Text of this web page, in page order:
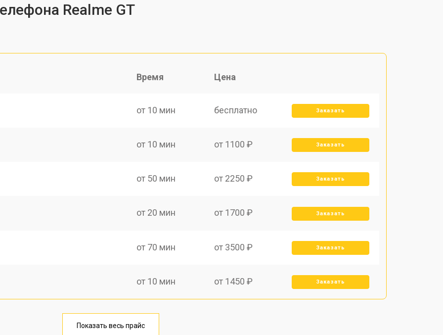
Realme GT
Время Цена
от 10 мин бесплатно Заказать
от 10 мин от 1100 ₽ Заказать
от 50 мин от 2250 ₽ Заказать
от 20 мин от 1700 ₽ Заказать
от 70 мин от 3500 ₽ Заказать
от 10 мин от 1450 ₽ Заказать
от 40 мин
Показать весь прайс